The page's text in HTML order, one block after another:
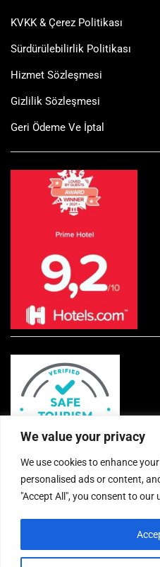
We value your privacy
We use cookies to enhance
personalised ads or content,
"Accept All", you consent to our
KVKK & Çerez Politikası
Sürdürülebilirlik Politikası
Hizmet Sözleşmesi
Gizlilik Sözleşmesi
Geri Ödeme Ve İptal